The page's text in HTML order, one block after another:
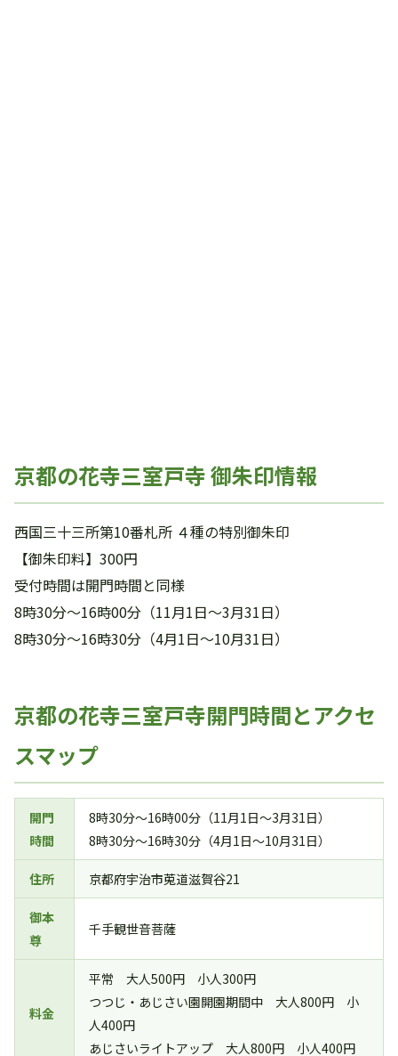
京都の花寺三室戸寺 御朱印情報
西国三十三所第10番札所 ４種の特別御朱印
【御朱印料】300円
受付時間は開門時間と同様
8時30分～16時00分（11月1日～3月31日）
8時30分～16時30分（4月1日～10月31日）
京都の花寺三室戸寺開門時間とアクセ
スマップ
開門
時間
8時30分～16時00分（11月1日～3月31日）
8時30分～16時30分（4月1日～10月31日）
住所 京都府宇治市莵道滋賀谷21
御本
尊
千手観世音菩薩
料金
平常 大人500円 小人300円
つつじ・あじさい園開園期間中 大人800円 小
人400円
あじさいライトアップ 大人800円 小人400円